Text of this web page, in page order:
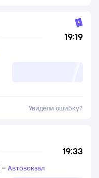
19:19
Увидели ошибку?
19:33
– Автовокзал